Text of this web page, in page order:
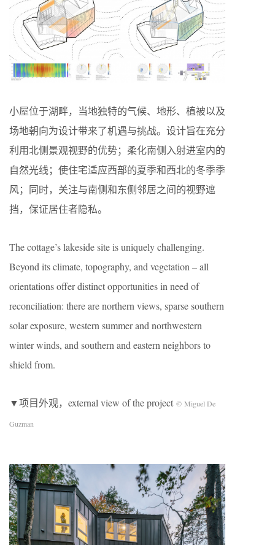
小屋位于湖畔，当地独特的气候、地形、植被以及
场地朝向为设计带来了机遇与挑战。设计旨在充分
利用北侧景观视野的优势；柔化南侧入射进室内的
自然光线；使住宅适应西部的夏季和西北的冬季季
风；同时，关注与南侧和东侧邻居之间的视野遮
挡，保证居住者隐私。
The cottage’s lakeside site is uniquely challenging.
Beyond its climate, topography, and vegetation – all
orientations offer distinct opportunities in need of
reconciliation: there are northern views, sparse southern
solar exposure, western summer and northwestern
winter winds, and southern and eastern neighbors to
shield from.
▼项目外观，external view of the project © Miguel De
Guzman